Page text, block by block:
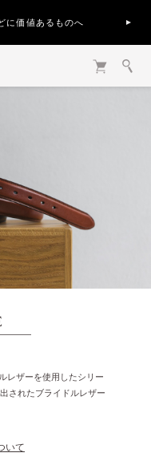
に価値あるものへ
レザーを使用したシリー
されたブライドルレザー
いて